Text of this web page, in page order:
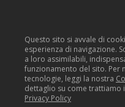
Questo sito si avvale di
esperienza di navigazione.
a loro assimilabili,
funzionamento del sito. Per
tecnologie, leggi la nostra
dettaglio su come trattiamo
Privacy Policy